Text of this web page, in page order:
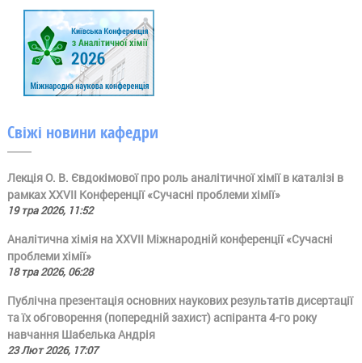
Свіжі новини кафедри
Лекція О. В. Євдокімової про роль аналітичної хімії в каталізі в
рамках ХХVII Конференції «Сучасні проблеми хімії»
19 тра 2026, 11:52
Аналітична хімія на ХХVII Міжнародній конференції «Сучасні
проблеми хімії»
18 тра 2026, 06:28
Публічна презентація основних наукових результатів дисертації
та їх обговорення (попередній захист) аспіранта 4-го року
навчання Шабелька Андрія
23 Лют 2026, 17:07